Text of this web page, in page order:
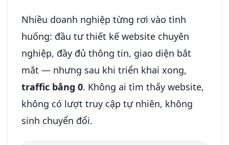
Nhiều doanh nghiệp từng rơi vào tình
huống: đầu tư thiết kế website chuyên
nghiệp, đầy đủ thông tin, giao diện bắt
mắt — nhưng sau khi triển khai xong,
traffic bằng 0. Không ai tìm thấy website,
không có lượt truy cập tự nhiên, không
sinh chuyển đổi.